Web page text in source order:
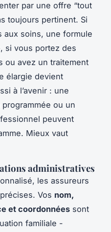
par une offre “tout
toujours pertinent. Si
aux soins, une formule
si vous portez des
ou avez un traitement
élargie devient
à l’avenir : une
ou un
peuvent
Mieux vaut
administratives
les assureurs
Vos nom,
et coordonnées sont
familiale -